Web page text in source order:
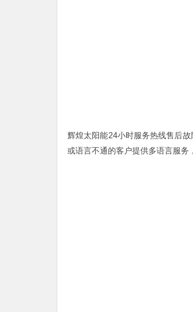
辉煌太阳能24小时服务热线售后
或语言不通的客户提供多语言服务